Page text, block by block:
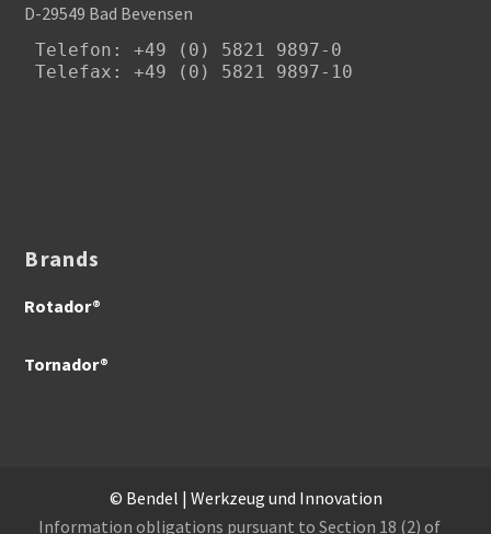
D-29549 Bad Bevensen
Telefon : +49 (0) 5821 9897-0
Telefax: +49 (0) 5821 9897-10
Brands
Rotador®
Tornador®
© Bendel | Werkzeug und Innovation
Information obligations pursuant to Section 18 (2) of